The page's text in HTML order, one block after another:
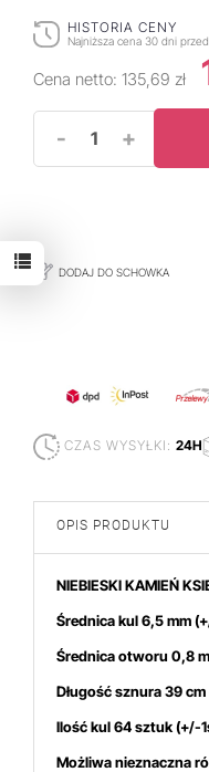
HISTORIA CENY
Najniższa cena 30 dni
Cena netto: 135,69 zł
- +
DODAJ DO SCHOWKA
CZAS WYSYŁKI: 24H
OPIS PRODUKTU
NIEBIESKI KAMIEŃ
Średnica kul 6,5 mm
Średnica otworu 0,8
Długość sznura 39
Ilość kul 64 sztuk (+/-
Możliwa nieznaczna